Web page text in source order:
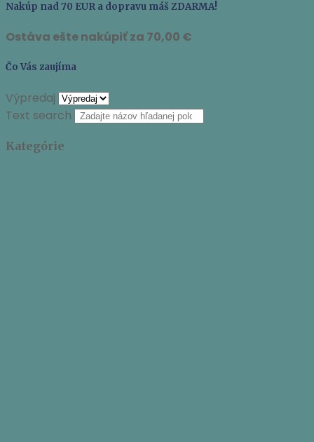
Nakúp nad 70 EUR a dopravu máš ZDARMA!
Ostáva ešte nakúpiť za 70,00 €
Čo Vás zaujíma
Výpredaj
Text search
Kategórie